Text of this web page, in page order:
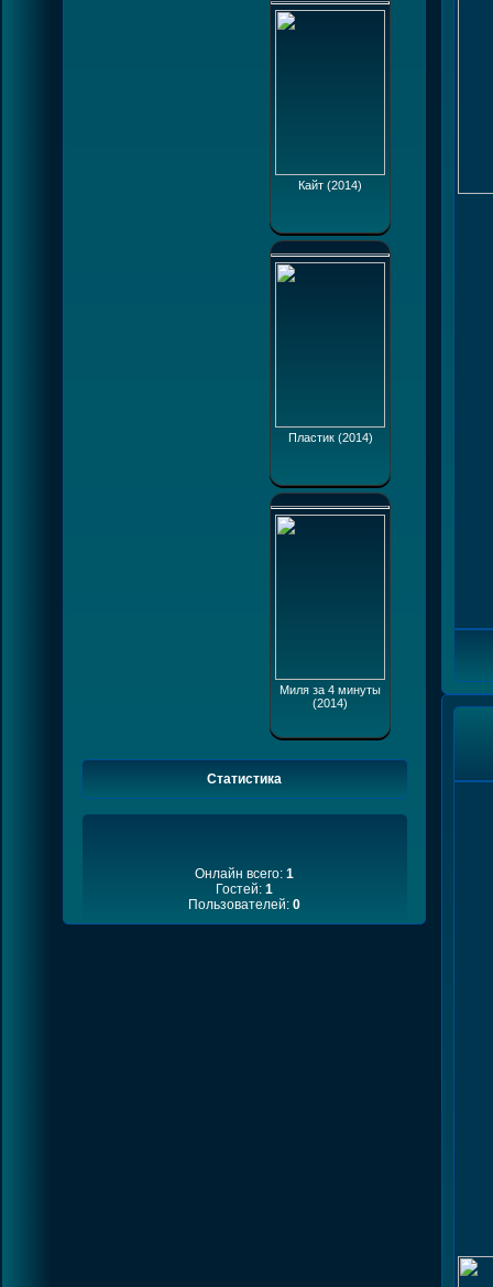
Кайт (2014)
Пластик (2014)
Миля за 4 минуты
(2014)
Статистика
Онлайн всего: 1
Гостей: 1
Пользователей: 0